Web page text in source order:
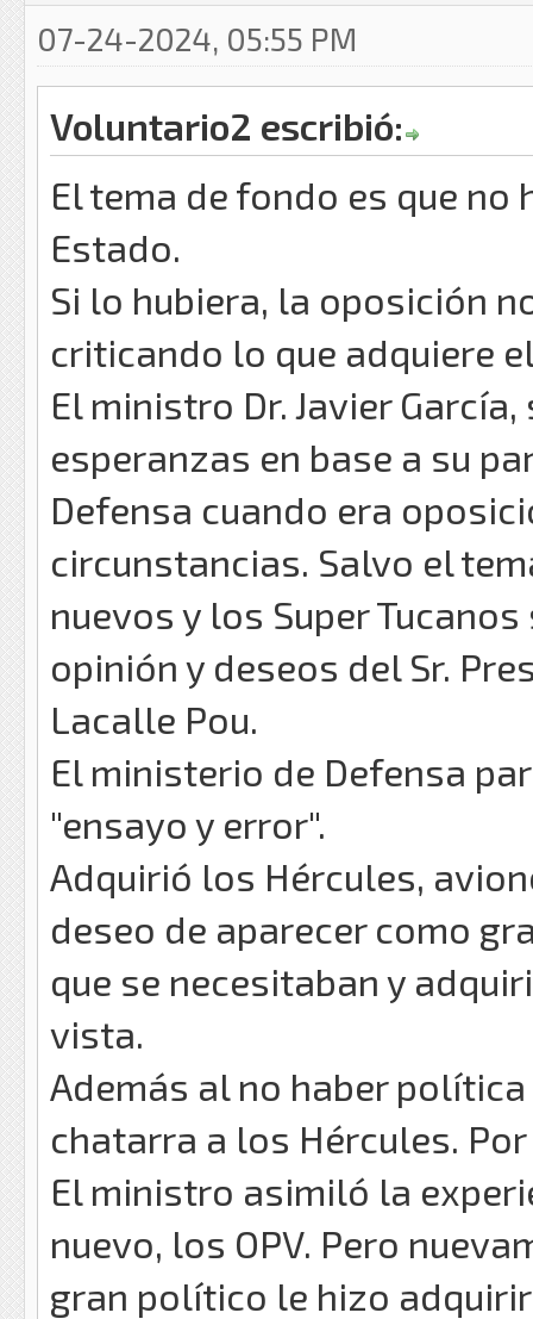
07-24-2024, 05:55 PM
Voluntario2 escribió:
El tema de fondo es que
Estado.
Si lo hubiera, la oposición
criticando lo que adquiere
El ministro Dr. Javier
esperanzas en base a su
Defensa cuando era
circunstancias. Salvo el
nuevos y los Super
opinión y deseos del Sr.
Lacalle Pou.
El ministerio de Defensa
"ensayo y error".
Adquirió los Hércules,
deseo de aparecer como
que se necesitaban y
vista.
Además al no haber
chatarra a los Hércules.
El ministro asimiló la
nuevo, los OPV. Pero
gran político le hizo